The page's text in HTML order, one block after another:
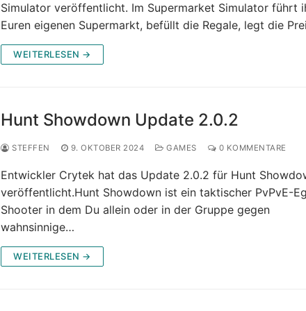
Simulator veröffentlicht. Im Supermarket Simulator führt
Euren eigenen Supermarkt, befüllt die Regale, legt die
WEITERLESEN →
Hunt Showdown Update 2.0.2
STEFFEN 9. OKTOBER 2024 GAMES 0 KOMMENTARE
Entwickler Crytek hat das Update 2.0.2 für Hunt
veröffentlicht.Hunt Showdown ist ein taktischer PvPvE-
Shooter in dem Du allein oder in der Gruppe gegen
wahnsinnige…
WEITERLESEN →